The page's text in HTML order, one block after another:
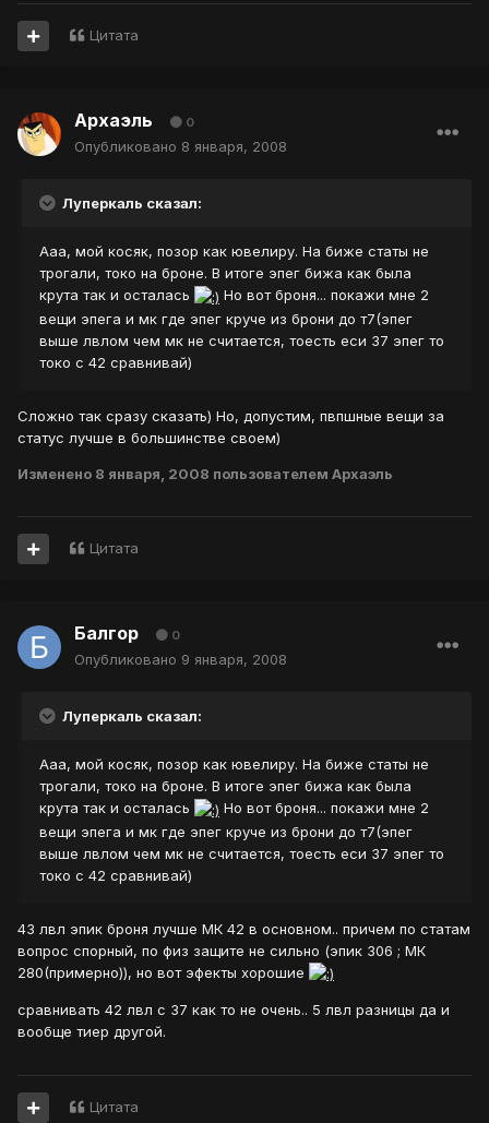
Цитата
Архаэль 0
Опубликовано 8 января, 2008
Луперкаль сказал:
Ааа, мой косяк, позор как ювелиру. На биже статы не
трогали, токо на броне. В итоге эпег бижа как была
крута так и осталась
Но вот броня... покажи мне 2
вещи эпега и мк где эпег круче из брони до т7(эпег
выше лвлом чем мк не считается, тоесть еси 37 эпег то
токо с 42 сравнивай)
Сложно так сразу сказать) Но, допустим, пвпшные вещи за
статус лучше в большинстве своем)
Изменено 8 января, 2008 пользователем Архаэль
Цитата
Балгор 0
Опубликовано 9 января, 2008
Луперкаль сказал:
Ааа, мой косяк, позор как ювелиру. На биже статы не
трогали, токо на броне. В итоге эпег бижа как была
крута так и осталась
Но вот броня... покажи мне 2
вещи эпега и мк где эпег круче из брони до т7(эпег
выше лвлом чем мк не считается, тоесть еси 37 эпег то
токо с 42 сравнивай)
43 лвл эпик броня лучше МК 42 в основном.. причем по статам
вопрос спорный, по физ защите не сильно (эпик 306 ; МК
280(примерно)), но вот эфекты хорошие
сравнивать 42 лвл с 37 как то не очень.. 5 лвл разницы да и
вообще тиер другой.
Цитата